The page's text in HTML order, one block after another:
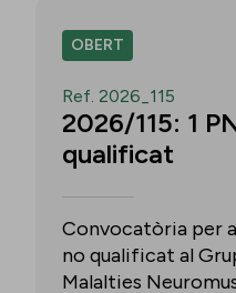
OBERT
Ref. 2026_115
2026/115: 1
qualificat
Convocatòria per
no qualificat al
Malalties